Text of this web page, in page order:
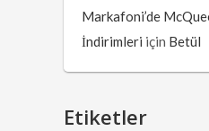
Markafoni’de
İndirimleri için Betül
Etiketler